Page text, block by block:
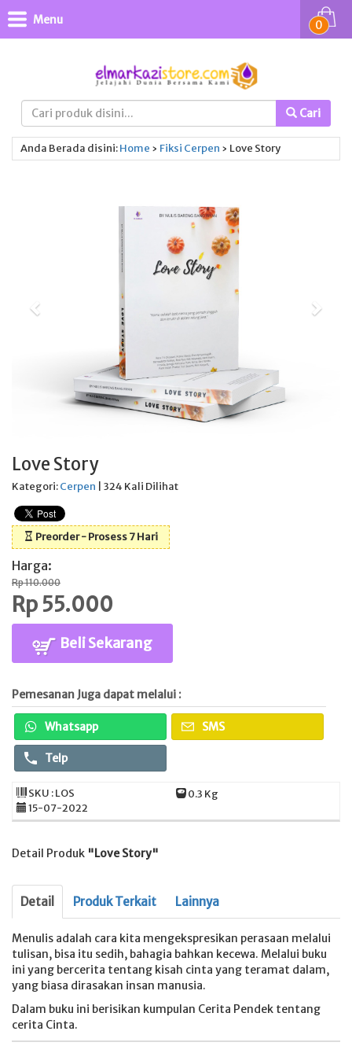
Cari
0
Menu
Anda Berada disini:Home › Fiksi Cerpen › Love Story
Love Story
Kategori:Cerpen | 324 Kali Dilihat
Preorder - Prosess 7 Hari
Harga:
Rp 110.000
Rp 55.000
Beli Sekarang
Pemesanan Juga dapat melalui :
Whatsapp SMS
Telp
SKU : LOS
0.3 Kg
15-07-2022
Detail Produk "Love Story"
Detail Produk Terkait Lainnya
Menulis adalah cara kita mengekspresikan perasaan melalui
tulisan, bisa itu sedih, bahagia bahkan kecewa. Melalui buku
ini yang bercerita tentang kisah cinta yang teramat dalam,
yang biasa dirasakan insan manusia.
Dalam buku ini berisikan kumpulan Cerita Pendek tentang
cerita Cinta.